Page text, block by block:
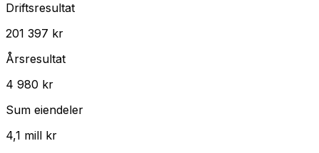
Driftsresultat
201 397 kr
Årsresultat
4 980 kr
Sum eiendeler
4,1 mill kr